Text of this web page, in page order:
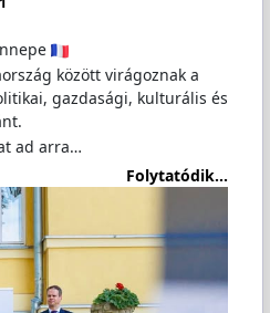
között virágoznak a
gazdasági, kulturális és
ad arra…
Folytatódik...